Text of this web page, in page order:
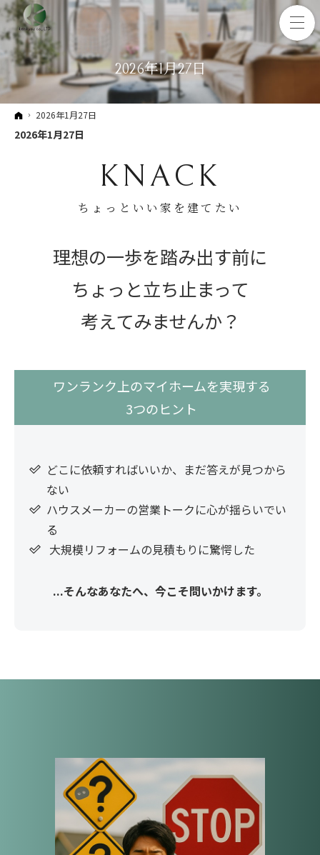
2026年1月27日
ホーム
2026年1月27日
2026年1月27日
KNACK
ちょっといい家を建てたい
理想の一歩を踏み出す前に
ちょっと立ち止まって
考えてみませんか？
ワンランク上のマイホームを実現する
3つのヒント
どこに依頼すればいいか、まだ答えが見つから
ない
ハウスメーカーの営業トークに心が揺らいでい
る
大規模リフォームの見積もりに驚愕した
...そんなあなたへ、今こそ問いかけます。